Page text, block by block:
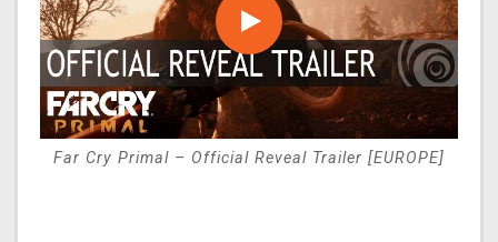
Far Cry Primal – Official Reveal Trailer [EUROPE]